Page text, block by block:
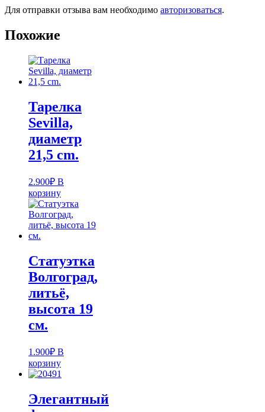
Для отправки отзыва вам необходимо авторизоваться.
Похожие
Тарелка
Sevilla,
диаметр
21,5 cm.
2.900₽ В
корзину
Статуэтка
Волгоград,
литьё,
высота 19
см.
1.900₽ В
корзину
Элегантный